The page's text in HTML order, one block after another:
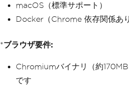
macOS（標準サポート）
Docker（Chrome 依存関係あり
*ブラウザ要件:
Chromiumバイナリ（約
です